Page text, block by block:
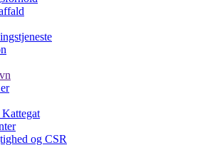
og CSR